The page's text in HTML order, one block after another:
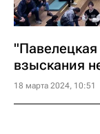
"Павелецкая
взыскания
18 марта 2024, 10:51